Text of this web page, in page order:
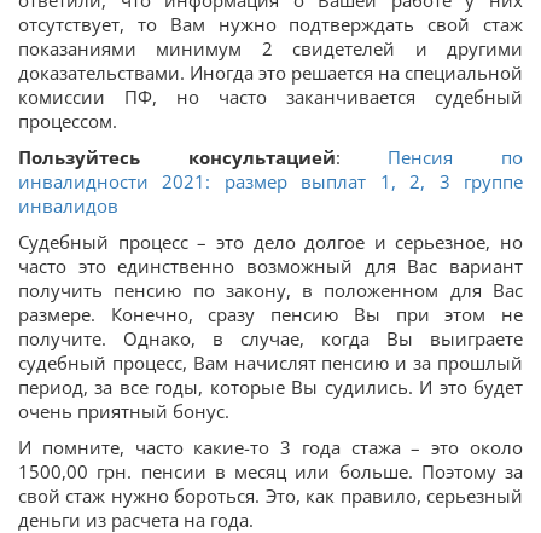
отсутствует, то Вам нужно подтверждать свой стаж
показаниями минимум 2 свидетелей и другими
доказательствами. Иногда это решается на специальной
комиссии ПФ, но часто заканчивается судебный
процессом.
Пользуйтесь консультацией: Пенсия по
инвалидности 2021: размер выплат 1, 2, 3 группе
инвалидов
Судебный процесс – это дело долгое и серьезное, но
часто это единственно возможный для Вас вариант
получить пенсию по закону, в положенном для Вас
размере. Конечно, сразу пенсию Вы при этом не
получите. Однако, в случае, когда Вы выиграете
судебный процесс, Вам начислят пенсию и за прошлый
период, за все годы, которые Вы судились. И это будет
очень приятный бонус.
И помните, часто какие-то 3 года стажа – это около
1500,00 грн. пенсии в месяц или больше. Поэтому за
свой стаж нужно бороться. Это, как правило, серьезный
деньги из расчета на года.